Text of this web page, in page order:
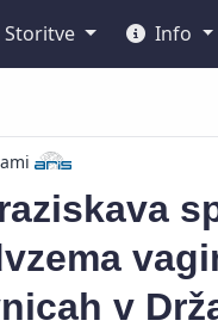
Storitve Info
v